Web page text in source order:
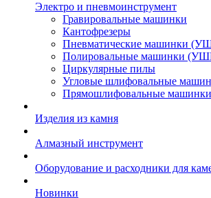
Электро и пневмоинструмент
Гравировальные машинки
Кантофрезеры
Пневматические машинки
Полировальные машинки
Циркулярные пилы
Угловые шлифовальные
Прямошлифовальные машинки
Изделия из камня
Алмазный инструмент
Оборудование и расходники для
Новинки